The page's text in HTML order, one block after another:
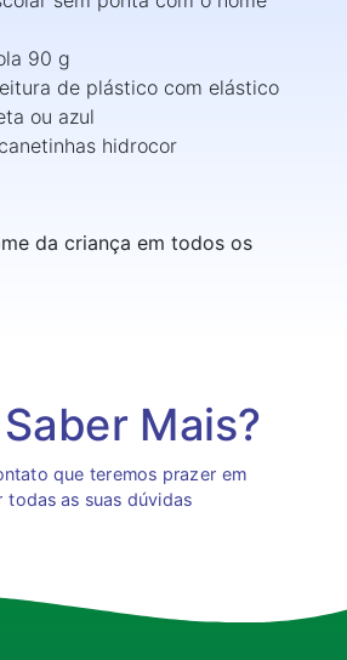
90 g
de plástico com elástico
ou azul
hidrocor
da criança em todos os
Mais?
que teremos prazer em
todas as suas dúvidas